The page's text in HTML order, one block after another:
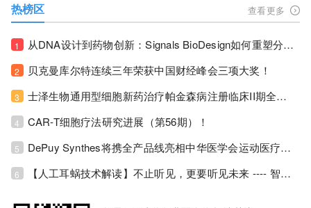
热榜区 查看更多
1 从DNA设计到药物创新：Signals BioDesign如何重塑分子生物学研发生态！
2 贝克曼库尔特连续三年荣获中国财经峰会三项大奖！
3 士泽生物通用型细胞新药治疗帕金森病注册临床II期全部入组完成！
4 CAR-T细胞疗法研究进展（第56期）！
5 DePuy Synthes将携全产品线亮相中华医学会运动医疗分会大会，加码布局中国运动医学创新赛道！
6 【人工耳蜗技术解读】不止听见，更要听见未来 ---- 智能耳蜗，开启人工耳蜗技术新纪元！